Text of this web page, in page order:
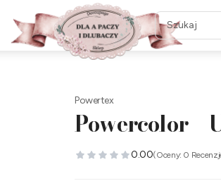
Powertex
Powercolor –
0.00(Oceny: 0